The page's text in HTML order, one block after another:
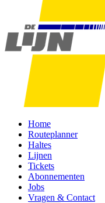
Home
Routeplanner
Haltes
Lijnen
Tickets
Abonnementen
Jobs
Vragen & Contact